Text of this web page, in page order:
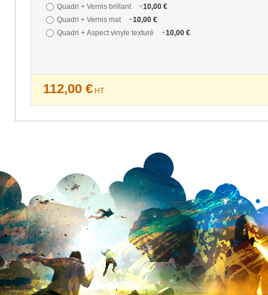
Quadri + Vernis brillant
+10,00 €
Quadri + Vernis mat
+10,00 €
Quadri + Aspect vinyle texturé
+10,00 €
112,00 € HT